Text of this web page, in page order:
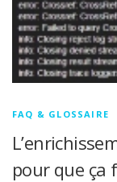
FAQ & GLOSSAIRE
pour que ça